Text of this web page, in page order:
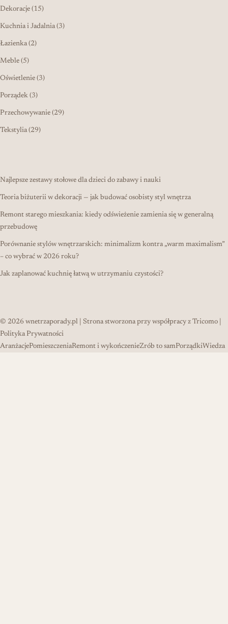
Dekoracje 1515 produktów
Kuchnia i Jadalnia 33 produkty
Łazienka 22 produkty
Meble 55 produktów
Oświetlenie 33 produkty
Porządek 33 produkty
Przechowywanie 2929 produktów
Tekstylia 2929 produktów
Najlepsze zestawy stołowe dla dzieci do zabawy i nauki
Teoria biżuterii w dekoracji — jak budować osobisty styl wnętrza
Remont starego mieszkania: kiedy odświeżenie zamienia się w generalną
przebudowę
Porównanie stylów wnętrzarskich: minimalizm kontra „warm maximalism”
– co wybrać w 2026 roku?
Jak zaplanować kuchnię łatwą w utrzymaniu czystości?
© 2026 wnetrzaporady.pl | Strona stworzona przy współpracy z Tricomo
Polityka Prywatności
AranżacjePomieszczeniaRemont i wykończenieZrób to samPorządkiWiedza